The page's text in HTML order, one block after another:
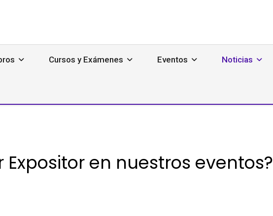
Cursos y Exámenes Eventos Noticias
Expositor en nuestros eventos?